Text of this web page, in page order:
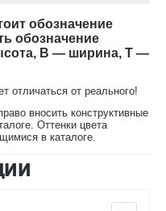
обозначение
обозначение
B — ширина, T —
отличаться от реального!
вносить конструктивные
Оттенки цвета
в каталоге.